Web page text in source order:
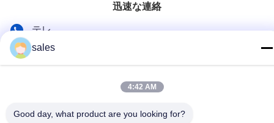
迅速な連絡
テレ
86-139-01536676
jshanlishi03@jshanlishi.com
住所
sales
4:42 AM
Good day, what product are you looking for?